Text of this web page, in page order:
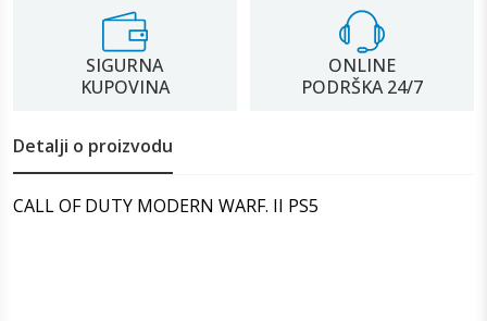
SIGURNA
KUPOVINA
ONLINE
PODRŠKA 24/7
Detalji o proizvodu
CALL OF DUTY MODERN WARF. II PS5